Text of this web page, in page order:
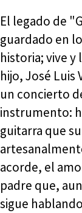
El legado de
guardado en
historia; vive y
hijo, José Luis
un concierto
instrumento:
guitarra que
acorde, el
padre que,
sigue